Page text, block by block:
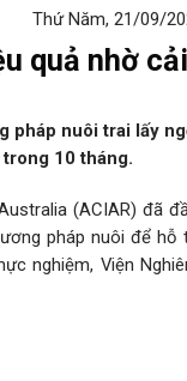
Thứ Năm, 21/09/
quả nhờ
pháp nuôi trai lấy
10 tháng.
(ACIAR) đã
pháp nuôi để
nghiệm, Viện